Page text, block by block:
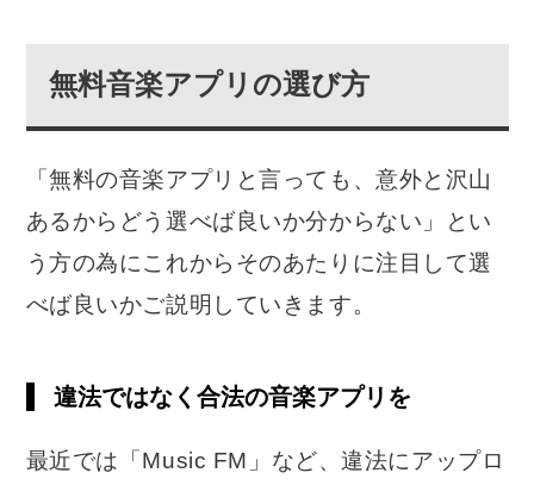
無料音楽アプリの選び方
「無料の音楽アプリと言っても、意外と沢山
あるからどう選べば良いか分からない」とい
う方の為にこれからそのあたりに注目して選
べば良いかご説明していきます。
違法ではなく合法の音楽アプリを
最近では「Music FM」など、違法にアップロ